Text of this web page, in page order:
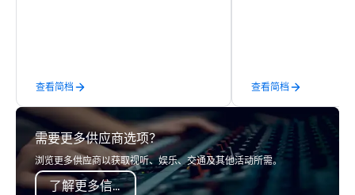
massive gun turrets, descending into
the heart of the engineering spaces,
or racing against time to save the
ship in a thrilling escape challenge —
each experience brings the ship to life
in unforgettable ways.
查看简档
sourcing,
transportation, VIP
programs,
events, exclusive
on-site coordination.
executive gatherings
查看简档
需要更多供应商选项？
浏览更多供应商以获取视听、娱乐、交通及其他活动所需。
了解更多信息